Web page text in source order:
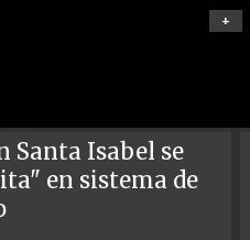
+
Santa Isabel se
en sistema de